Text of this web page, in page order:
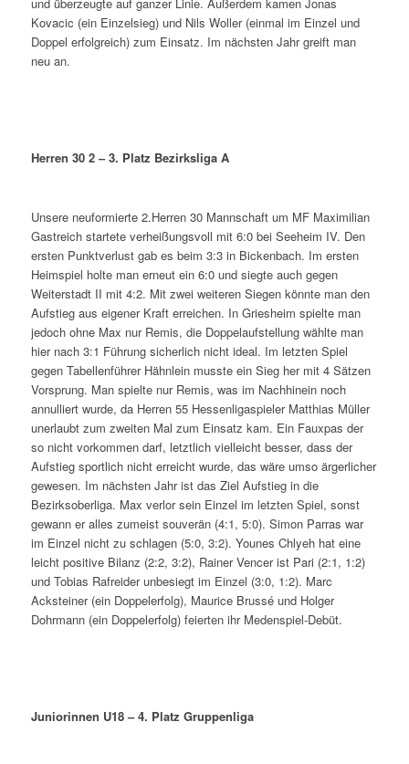
und überzeugte auf ganzer Linie. Außerdem kamen Jonas
Kovacic (ein Einzelsieg) und Nils Woller (einmal im Einzel und
Doppel erfolgreich) zum Einsatz. Im nächsten Jahr greift man
neu an.
Herren 30 2 – 3. Platz Bezirksliga A
Unsere neuformierte 2.Herren 30 Mannschaft um MF Maximilian
Gastreich startete verheißungsvoll mit 6:0 bei Seeheim IV. Den
ersten Punktverlust gab es beim 3:3 in Bickenbach. Im ersten
Heimspiel holte man erneut ein 6:0 und siegte auch gegen
Weiterstadt II mit 4:2. Mit zwei weiteren Siegen könnte man den
Aufstieg aus eigener Kraft erreichen. In Griesheim spielte man
jedoch ohne Max nur Remis, die Doppelaufstellung wählte man
hier nach 3:1 Führung sicherlich nicht ideal. Im letzten Spiel
gegen Tabellenführer Hähnlein musste ein Sieg her mit 4 Sätzen
Vorsprung. Man spielte nur Remis, was im Nachhinein noch
annulliert wurde, da Herren 55 Hessenligaspieler Matthias Müller
unerlaubt zum zweiten Mal zum Einsatz kam. Ein Fauxpas der
so nicht vorkommen darf, letztlich vielleicht besser, dass der
Aufstieg sportlich nicht erreicht wurde, das wäre umso ärgerlicher
gewesen. Im nächsten Jahr ist das Ziel Aufstieg in die
Bezirksoberliga. Max verlor sein Einzel im letzten Spiel, sonst
gewann er alles zumeist souverän (4:1, 5:0). Simon Parras war
im Einzel nicht zu schlagen (5:0, 3:2). Younes Chlyeh hat eine
leicht positive Bilanz (2:2, 3:2), Rainer Vencer ist Pari (2:1, 1:2)
und Tobias Rafreider unbesiegt im Einzel (3:0, 1:2). Marc
Acksteiner (ein Doppelerfolg), Maurice Brussé und Holger
Dohrmann (ein Doppelerfolg) feierten ihr Medenspiel-Debüt.
Juniorinnen U18 – 4. Platz Gruppenliga